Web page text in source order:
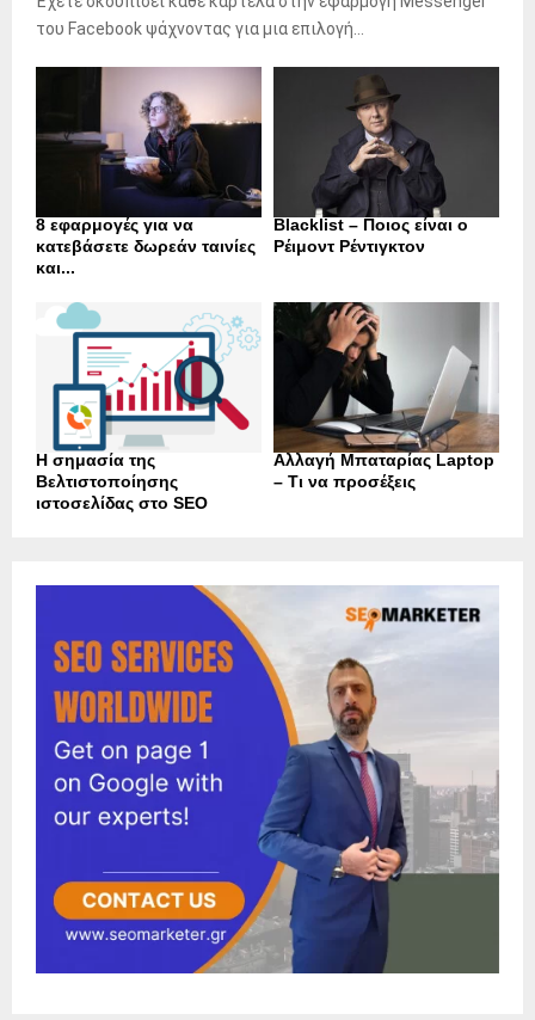
του Facebook ψάχνοντας για μια επιλογή...
8 εφαρμογές για να
κατεβάσετε δωρεάν ταινίες
και...
Blacklist – Ποιος είναι ο
Ρέιμοντ Ρέντιγκτον
Η σημασία της
Βελτιστοποίησης
ιστοσελίδας στο SEO
Αλλαγή Μπαταρίας Laptop
– Τι να προσέξεις